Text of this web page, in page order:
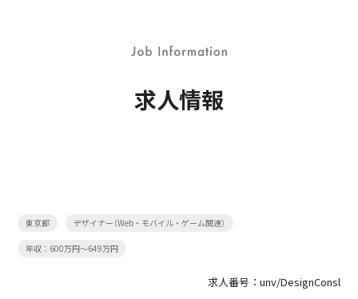
求人情報
東京都 デザイナー（Web・モバイル・ゲーム関連）
年収：600万円～649万円
求人番号：unv/DesignConsl